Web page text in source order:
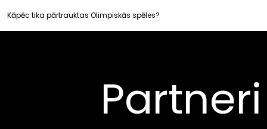
Kāpēc tika pārtrauktas Olimpiskās spēles?
Partneri